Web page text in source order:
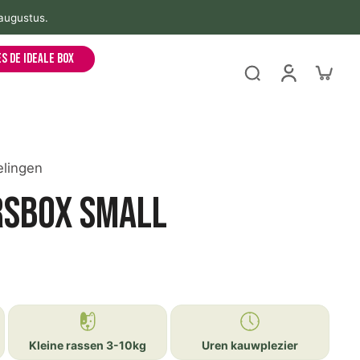
de ideale box
Small
Kleine rassen 3-10kg Uren kauwplezier